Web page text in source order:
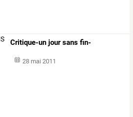
Critique-un jour sans fin-
28 mai 2011